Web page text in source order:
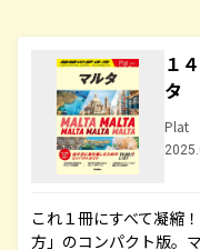
１
タ
Plat
これ１冊にすべて凝縮
方」のコンパクト版。